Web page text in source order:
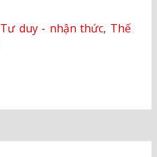
Tư duy - nhận thức, Thế